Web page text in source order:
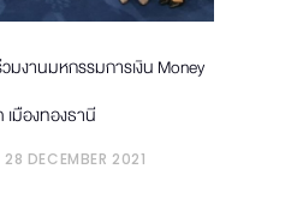
มงานมหกรรมการเงิน Money
มืองทองธานี
28 DECEMBER 2021